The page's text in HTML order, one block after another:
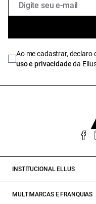
Ao me cadastrar, declaro
uso e privacidadeda
INSTITUCIONAL ELLUS
MULTIMARCAS E FRANQUIAS